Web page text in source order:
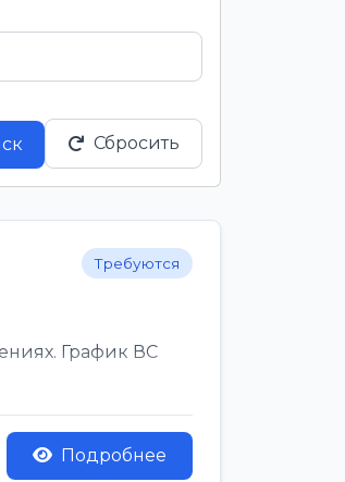
Сбросить
Требуются
График ВС
Подробнее